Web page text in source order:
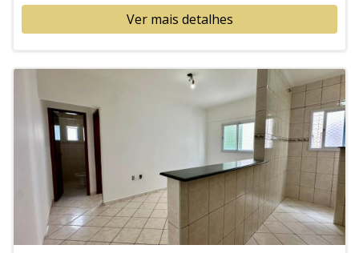
Ver mais detalhes